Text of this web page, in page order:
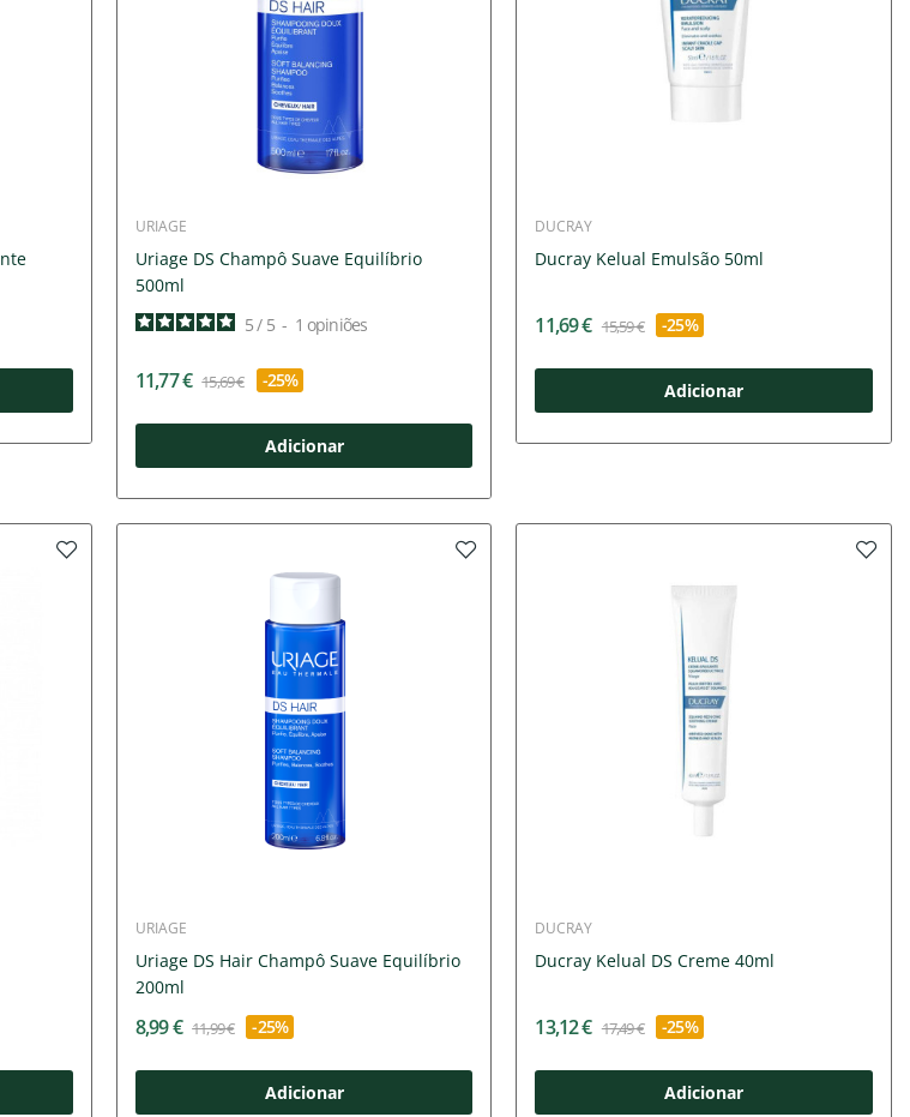
URIAGE
Uriage DS Champô Suave Equilíbrio
500ml
5/ 5 - 1 opiniões
11,77 € 15,69 € -25%
Adicionar
DUCRAY
Ducray Kelual Emulsão 50ml
11,69 € 15,59 € -25%
Adicionar
URIAGE
Uriage DS Hair Champô Suave Equilíbrio
200ml
8,99 € 11,99 € -25%
Adicionar
DUCRAY
Ducray Kelual DS Creme 40ml
13,12 € 17,49 € -25%
Adicionar